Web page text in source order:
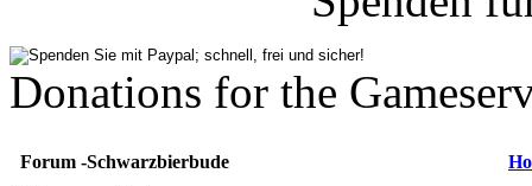
Donations for the
Forum -Schwarzbierbude